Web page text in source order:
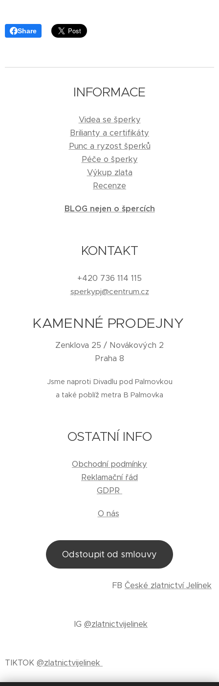
Share
INFORMACE
Videa se šperky
Brilianty a certifikáty
Punc a ryzost šperků
Péče o šperky
Výkup zlata
Recenze
BLOG nejen o špercích
KONTAKT
+420 736 114 115
sperkypj@centrum.cz
KAMENNÉ PRODEJNY
Zenklova 25 / Novákových 2
Praha 8
Jsme naproti Divadlu pod Palmovkou
a také poblíž metra B Palmovka
OSTATNÍ INFO
Obchodní podmínky
Reklamační řád
GDPR
O nás
Odstoupit od smlouvy
FB České zlatnictví Jelínek
IG @zlatnictvijelinek
TIKTOK @zlatnictvijelinek